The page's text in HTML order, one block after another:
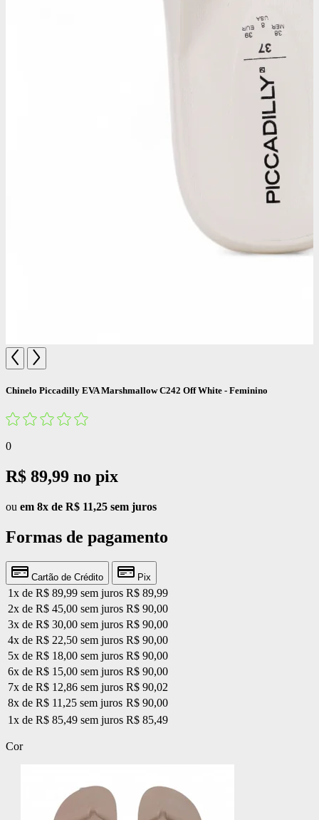
Chinelo Piccadilly EVA Marshmallow C242 Off White - Feminino
0
R$ 89,99 no pix
ou em 8x de R$ 11,25 sem juros
Formas de pagamento
Cartão de Crédito Pix
1x de R$ 89,99 sem juros R$ 89,99
2x de R$ 45,00 sem juros R$ 90,00
3x de R$ 30,00 sem juros R$ 90,00
4x de R$ 22,50 sem juros R$ 90,00
5x de R$ 18,00 sem juros R$ 90,00
6x de R$ 15,00 sem juros R$ 90,00
7x de R$ 12,86 sem juros R$ 90,02
8x de R$ 11,25 sem juros R$ 90,00
1x de R$ 85,49 sem juros R$ 85,49
Cor